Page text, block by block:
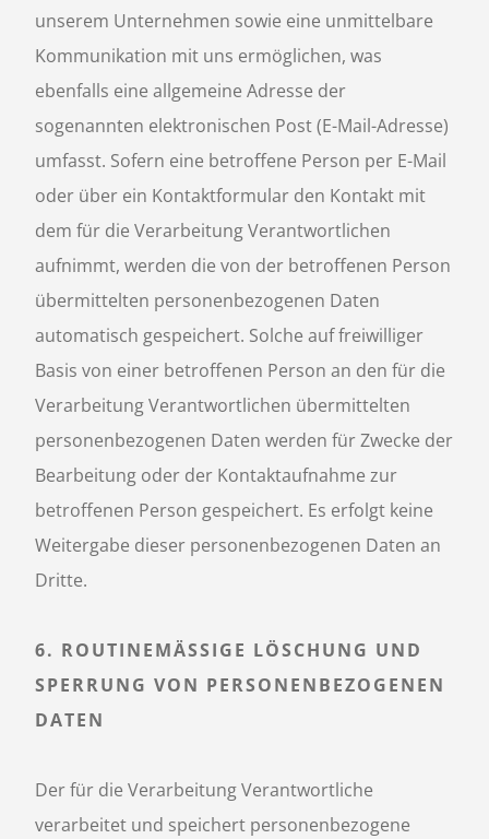
unserem Unternehmen sowie eine unmittelbare
Kommunikation mit uns ermöglichen, was
ebenfalls eine allgemeine Adresse der
sogenannten elektronischen Post (E-Mail-Adresse)
umfasst. Sofern eine betroffene Person per E-Mail
oder über ein Kontaktformular den Kontakt mit
dem für die Verarbeitung Verantwortlichen
aufnimmt, werden die von der betroffenen Person
übermittelten personenbezogenen Daten
automatisch gespeichert. Solche auf freiwilliger
Basis von einer betroffenen Person an den für die
Verarbeitung Verantwortlichen übermittelten
personenbezogenen Daten werden für Zwecke der
Bearbeitung oder der Kontaktaufnahme zur
betroffenen Person gespeichert. Es erfolgt keine
Weitergabe dieser personenbezogenen Daten an
Dritte.
6. ROUTINEMÄSSIGE LÖSCHUNG UND S
PERRUNG VON PERSONENBEZOGENEN D
ATEN
Der für die Verarbeitung Verantwortliche
verarbeitet und speichert personenbezogene